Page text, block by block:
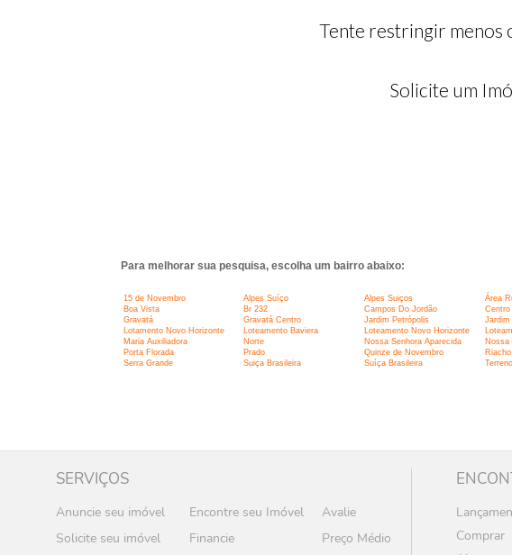
Tente restringir menos
Solicite um
Para melhorar sua pesquisa, escolha um bairro abaixo:
15 de Novembro Alpes Suíço Alpes Suiços Área
Boa Vista
Br 232 Campos Do Jordão Centro
Gravatá
Gravatá Centro Jardim Petrópolis Jardim
Lotamento Novo Horizonte
Loteamento Baviera Loteamento Novo Horizonte
Maria Auxiliadora
Norte Nossa Senhora Aparecida Nossa
Porta Florada
Prado Quinze de Novembro
Serra Grande
Suiça Brasileira Suíça Brasileira
SERVIÇOS
Anuncie seu imóvel Encontre seu Imóvel
Avalie
Solicite seu imóvel
Financie Preço Médio
Comprar